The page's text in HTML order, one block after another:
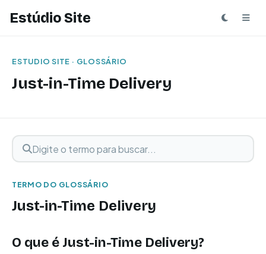
Estúdio Site
ESTUDIO SITE · GLOSSÁRIO
Just-in-Time Delivery
Buscar termo
Digite o termo para buscar
TERMO DO GLOSSÁRIO
Just-in-Time Delivery
O que é Just-in-Time Delivery?